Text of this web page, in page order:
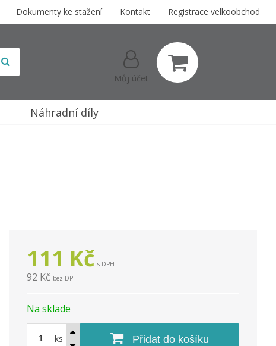
Dokumenty ke stažení Kontakt Registrace velkoobchod
Můj účet
Náhradní díly
111 Kč s DPH
92 Kč bez DPH
Na sklade
ks Přidat do košíku